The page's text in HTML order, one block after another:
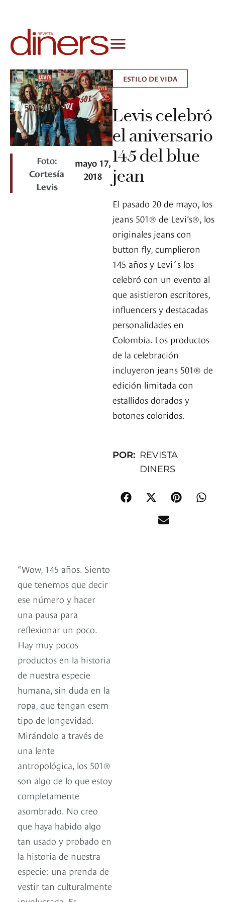
Foto:
Cortesía
Levis
mayo 17,
2018
ESTILO DE VIDA
Levis celebró
el aniversario
145 del blue
jean
El pasado 20 de mayo, los
jeans 501® de Levi’s®, los
originales jeans con
button fly, cumplieron
145 años y Levi´s los
celebró con un evento al
que asistieron escritores,
influencers y destacadas
personalidades en
Colombia. Los productos
de la celebración
incluyeron jeans 501® de
edición limitada con
estallidos dorados y
botones coloridos.
POR: REVISTA
DINERS
“Wow, 145 años. Siento
que tenemos que decir
ese número y hacer
una pausa para
reflexionar un poco.
Hay muy pocos
productos en la historia
de nuestra especie
humana, sin duda en la
ropa, que tengan esem
tipo de longevidad.
Mirándolo a través de
una lente
antropológica, los 501®
son algo de lo que estoy
completamente
asombrado. No creo
que haya habido algo
tan usado y probado en
la historia de nuestra
especie: una prenda de
vestir tan culturalmente